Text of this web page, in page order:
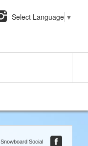
Select Language ▼
Snowboard Social